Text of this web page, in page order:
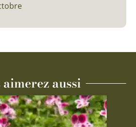
aimerez aussi